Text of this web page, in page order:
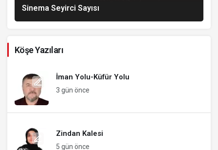
Sinema Seyirci Sayısı
Köşe Yazıları
İman Yolu-Küfür Yolu
3 gün önce
Zindan Kalesi
5 gün önce